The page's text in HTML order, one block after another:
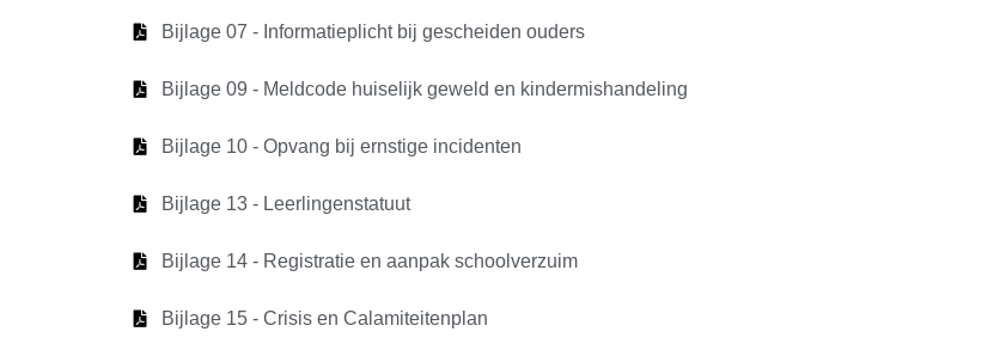
Bijlage 07 - Informatieplicht bij gescheiden ouders
Bijlage 09 - Meldcode huiselijk geweld en kindermishandeling
Bijlage 10 - Opvang bij ernstige incidenten
Bijlage 13 - Leerlingenstatuut
Bijlage 14 - Registratie en aanpak schoolverzuim
Bijlage 15 - Crisis en Calamiteitenplan